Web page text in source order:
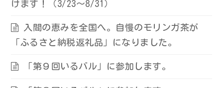
けます！（3/23～8/31）
入間の恵みを全国へ。自慢のモリンガ茶が
「ふるさと納税返礼品」になりました。
「第９回いるバル」に参加します。